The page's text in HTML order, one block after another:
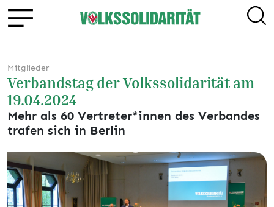
Mitglieder
Verbandstag der Volkssolidarität am
19.04.2024
Mehr als 60 Vertreter*innen des Verbandes
trafen sich in Berlin